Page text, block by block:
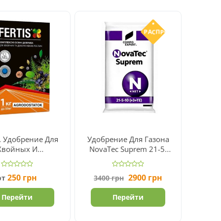
Удобрение Для
И
NPK
250 грн
Перейти
РАСПРОДАЖА
Удобрение Для Газона
NovaTec Suprem 21-5-
10(+3+TE) 25 Кг
3400грн Первоначальная
составляла
2900 грн
Перейти